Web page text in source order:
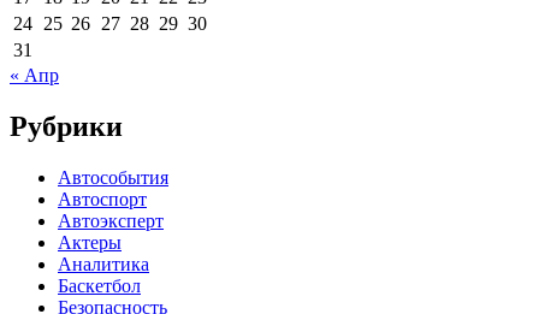
24 25 26 27 28 29 30
31
« Апр
Рубрики
Автособытия
Автоспорт
Автоэксперт
Актеры
Аналитика
Баскетбол
Безопасность